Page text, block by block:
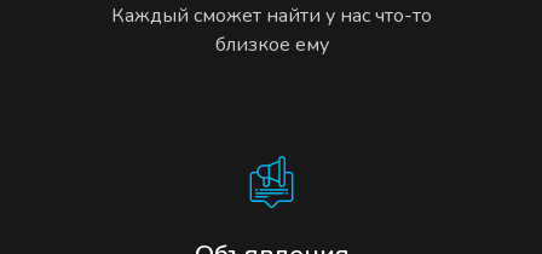
Каждый сможет найти у нас что-то
близкое ему